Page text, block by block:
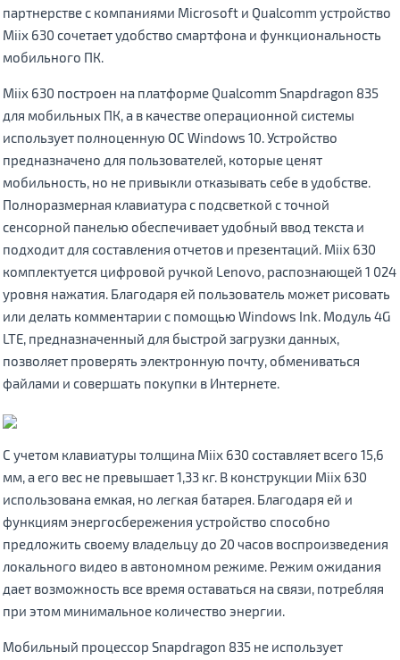
партнерстве с компаниями Microsoft и Qualcomm устройство
Miix 630 сочетает удобство смартфона и функциональность
мобильного ПК.
Miix 630 построен на платформе Qualcomm Snapdragon 835
для мобильных ПК, а в качестве операционной системы
использует полноценную ОС Windows 10. Устройство
предназначено для пользователей, которые ценят
мобильность, но не привыкли отказывать себе в удобстве.
Полноразмерная клавиатура с подсветкой с точной
сенсорной панелью обеспечивает удобный ввод текста и
подходит для составления отчетов и презентаций. Miix 630
комплектуется цифровой ручкой Lenovo, распознающей 1 024
уровня нажатия. Благодаря ей пользователь может рисовать
или делать комментарии с помощью Windows Ink. Модуль 4G
LTE, предназначенный для быстрой загрузки данных,
позволяет проверять электронную почту, обмениваться
файлами и совершать покупки в Интернете.
С учетом клавиатуры толщина Miix 630 составляет всего 15,6
мм, а его вес не превышает 1,33 кг. В конструкции Miix 630
использована емкая, но легкая батарея. Благодаря ей и
функциям энергосбережения устройство способно
предложить своему владельцу до 20 часов воспроизведения
локального видео в автономном режиме. Режим ожидания
дает возможность все время оставаться на связи, потребляя
при этом минимальное количество энергии.
Мобильный процессор Snapdragon 835 не использует